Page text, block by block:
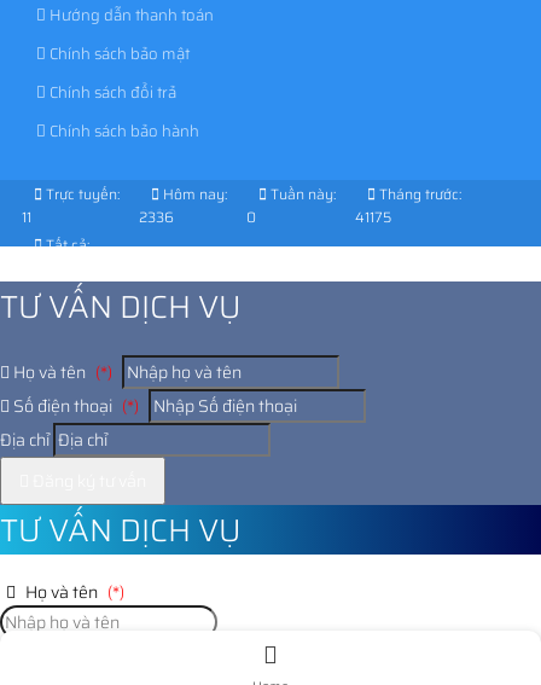
Hướng dẫn thanh toán
Chính sách bảo mật
Chính sách đổi trả
Chính sách bảo hành
Trực tuyến:
11
Hôm nay:
2336
Tuần này:
0
Tháng trước:
41175
Tất cả:
TƯ VẤN DỊCH VỤ
Họ và tên (*)
Số điện thoại (*)
Địa chỉ
TƯ VẤN DỊCH VỤ
Họ và tên (*)